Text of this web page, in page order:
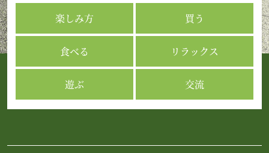
楽しみ方 買う
食べる リラックス
遊ぶ 交流